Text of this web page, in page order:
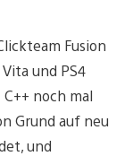
Fusion
und PS4
noch mal
Grund auf neu
und